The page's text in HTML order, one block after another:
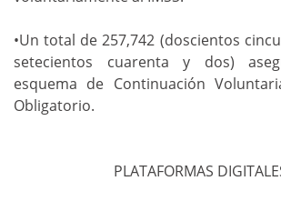
•Un total de 257,742 (doscientos
setecientos cuarenta y dos)
esquema de Continuación
Obligatorio.
PLATAFORMAS